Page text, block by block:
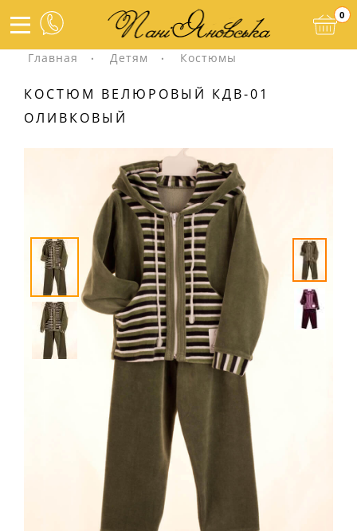
0
Главная Детям Костюмы
КОСТЮМ ВЕЛЮРОВЫЙ КДВ-01
ОЛИВКОВЫЙ